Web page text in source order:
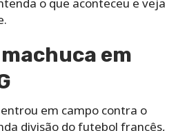
o que aconteceu e veja
em
em campo contra o
divisão do futebol francês,